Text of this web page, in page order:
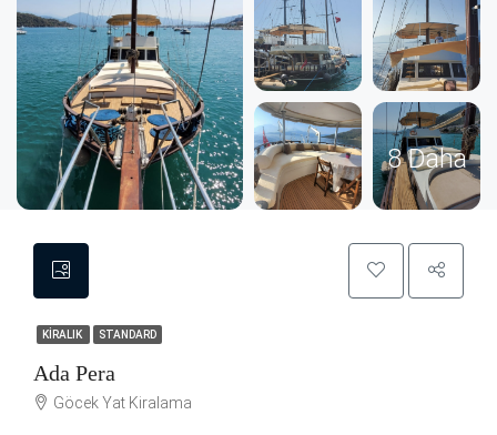
8 Daha
KIRALIK STANDARD
Ada Pera
Göcek Yat Kiralama